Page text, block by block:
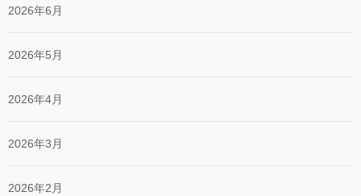
2026年6月
2026年5月
2026年4月
2026年3月
2026年2月